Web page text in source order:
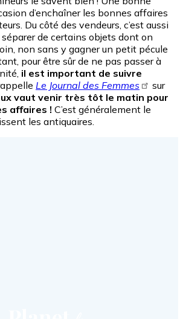
d’enchaîner les bonnes affaires
Du côté des vendeurs, c’est aussi
de certains objets dont on
non sans y gagner un petit pécule
pour être sûr de ne pas passer à
il est important de suivre
Le Journal des Femmes
sur
vaut venir très tôt le matin pour
affaires ! C’est généralement le
les antiquaires.